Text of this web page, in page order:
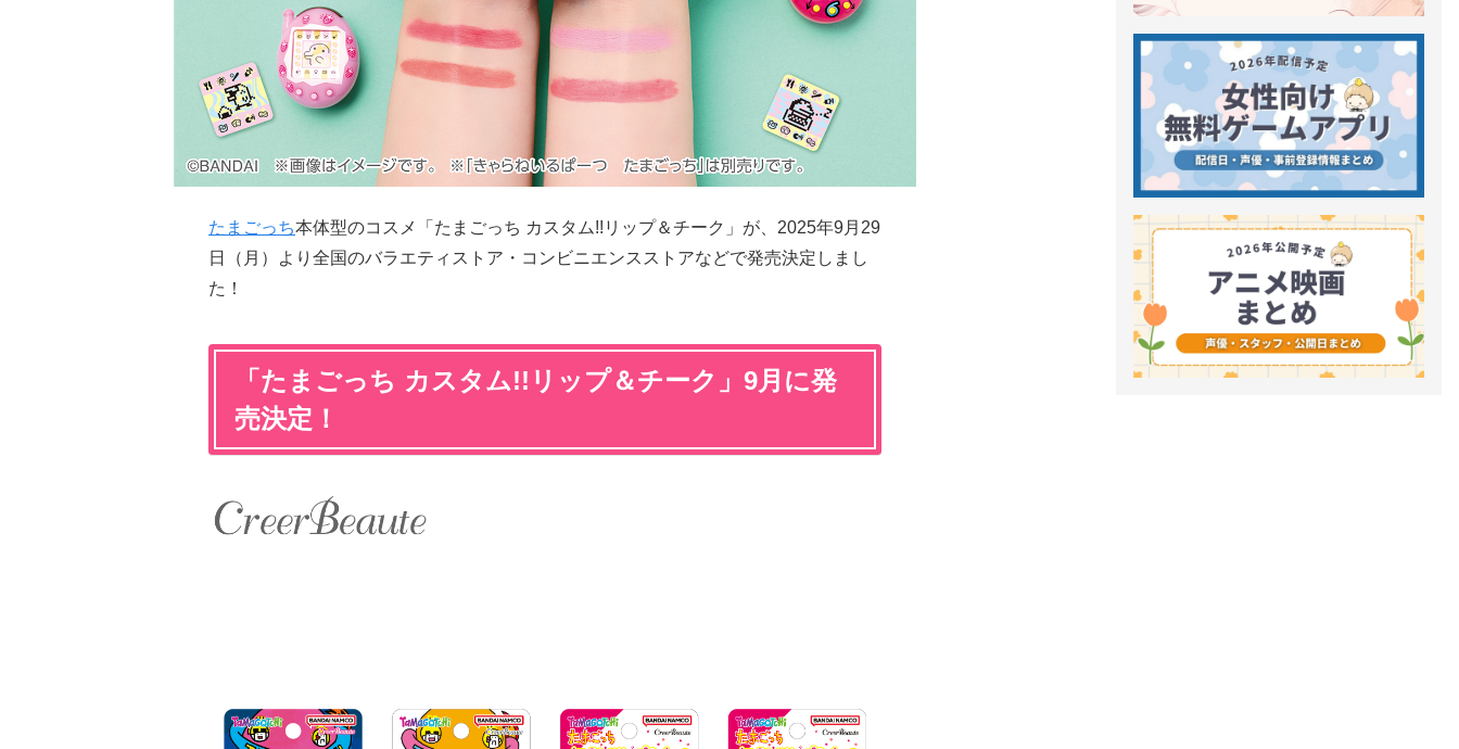
たまごっち本体型のコスメ「たまごっち カスタム!!リップ＆チーク」が、2025年9月29
日（月）より全国のバラエティストア・コンビニエンスストアなどで発売決定しまし
た！
「たまごっち カスタム!!リップ＆チーク」9月に発
売決定！